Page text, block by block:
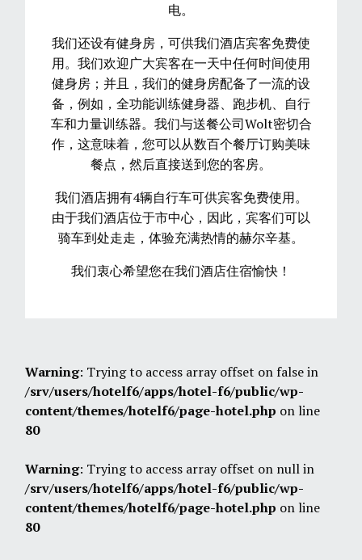
电。
我们还设有健身房，可供我们酒店宾客免费使
用。我们欢迎广大宾客在一天中任何时间使用
健身房；并且，我们的健身房配备了一流的设
备，例如，全功能训练健身器、跑步机、自行
车和力量训练器。我们与送餐公司Wolt密切合
作，这意味着，您可以从数百个餐厅订购美味
餐点，然后直接送到您的客房。
我们酒店拥有4辆自行车可供宾客免费使用。
由于我们酒店位于市中心，因此，宾客们可以
骑车到处走走，体验充满热情的赫尔辛基。
我们衷心希望您在我们酒店住宿愉快！
Warning: Trying to access array offset on false in
/srv/users/hotelf6/apps/hotel-f6/public/wp-
content/themes/hotelf6/page-hotel.php on line
80
Warning: Trying to access array offset on null in
/srv/users/hotelf6/apps/hotel-f6/public/wp-
content/themes/hotelf6/page-hotel.php on line
80